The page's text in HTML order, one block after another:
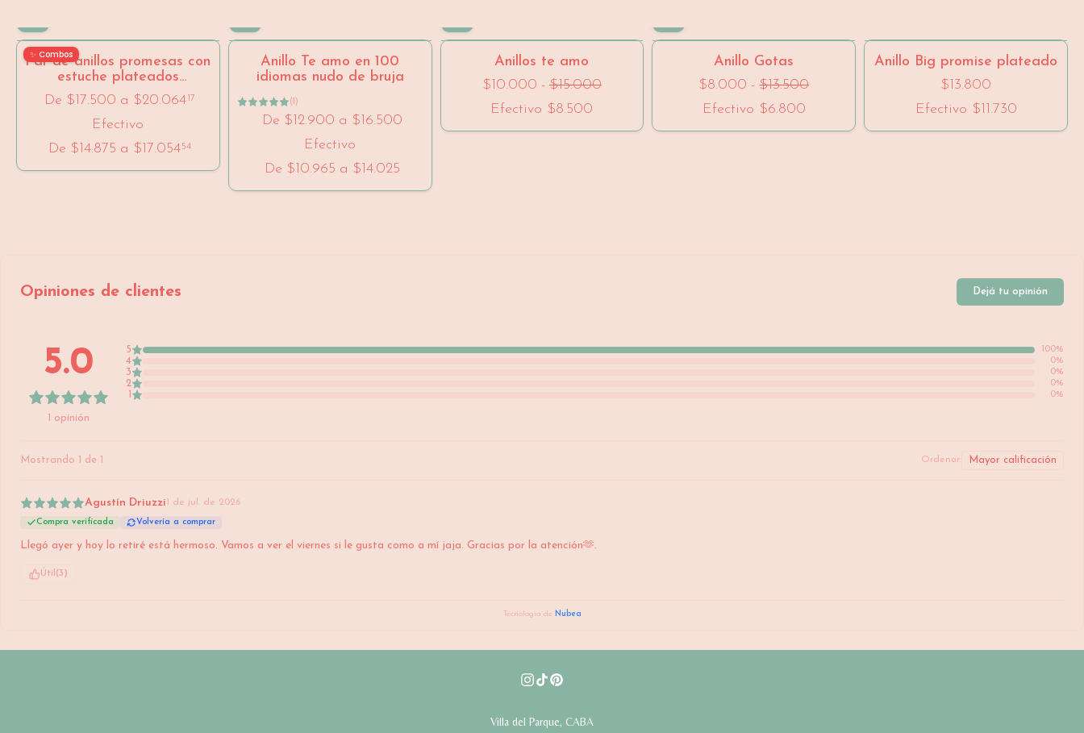
✨ Combos
Par de anillos promesas con
estuche plateados
ajustables
De $17.500 a $20.06417
Efectivo
De $14.875 a $17.05454
Anillo Te amo en 100
idiomas nudo de bruja
( )
De $12.900 a $16.500
Efectivo
De $10.965 a $14.025
Anillos te amo
$10.000 - $15.000
Efectivo $8.500
Anillo Gotas
$8.000 - $13.500
Efectivo $6.800
SIN STOCK
Anillo Big promise plateado
$13.800
Efectivo $11.730
Opiniones de clientes Dejá tu opinión
5.0
1 opinión
5 100%
4 0%
3 0%
2 0%
1 0%
Mostrando 1 de 1 Ordenar:
Agustín Driuzzi1 de jul. de 2026
Compra verificada Volvería a comprar
Llegó ayer y hoy lo retiré está hermoso. Vamos a ver el viernes si le gusta como a mí jaja. Gracias por la atención🫶.
Útil (3)
Tecnología de Nubea
Villa del Parque, CABA